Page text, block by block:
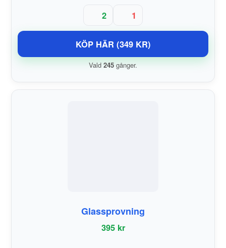
2 1
KÖP HÄR (349 KR)
Vald 245 gånger.
Glassprovning
395 kr